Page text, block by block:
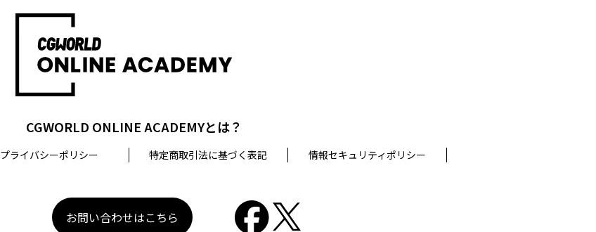
CGWORLD ONLINE ACADEMYとは？
プライバシーポリシー 特定商取引法に基づく表記 情報セキュリティポリシー
お問い合わせはこちら